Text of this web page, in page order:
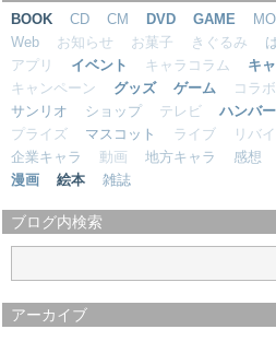
BOOK CD CM DVD GAME
Web
お知らせ お菓子 きぐるみ
アプリ
イベント キャラコラム キ
キャンペーン
グッズ ゲーム コラボ
サンリオ
ショップ テレビ ハンバ
プライズ
マスコット ライブ リバ
企業キャラ
動画 地方キャラ 感想
漫画
絵本 雑誌
ブログ内検索
アーカイブ